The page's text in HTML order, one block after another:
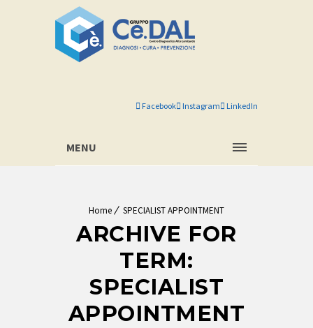
Facebook Instagram LinkedIn
MENU
Home SPECIALIST APPOINTMENT
ARCHIVE FOR
TERM:
SPECIALIST
APPOINTMENT